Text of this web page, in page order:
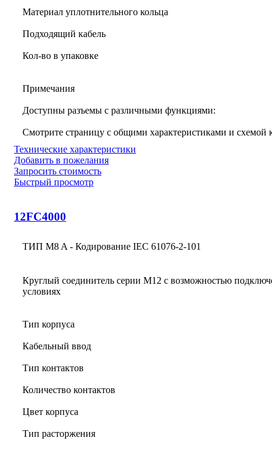
Материал уплотнительного кольца
Подходящий кабель
Кол-во в упаковке
Примечания
Доступны разъемы с различными функциями:
Смотрите страницу с общими характеристиками и схемой
Технические характеристики
Добавить в пожелания
Запросить стоимость
Быстрый просмотр
12FC4000
ТИП M8 A - Кодирование IEC 61076-2-101
Круглый соединитель серии M12 с возможностью
условиях
Тип корпуса
Кабельный ввод
Тип контактов
Количество контактов
Цвет корпуса
Тип расторжения